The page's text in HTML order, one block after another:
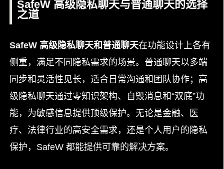
SafeW 高级隐私聊天与普通聊天的选择
之道
SafeW 高级隐私聊天和普通聊天在功能设计上各有
侧重，满足不同隐私需求的场景。普通聊天以多端
同步和灵活性见长，适合日常沟通和团队协作；高
级隐私聊天通过零知识架构、自毁消息和“双底”功
能，为敏感信息提供顶级保护。无论是金融、医
疗、法律行业的高安全需求，还是个人用户的隐私
保护，SafeW 都能提供可靠的解决方案。